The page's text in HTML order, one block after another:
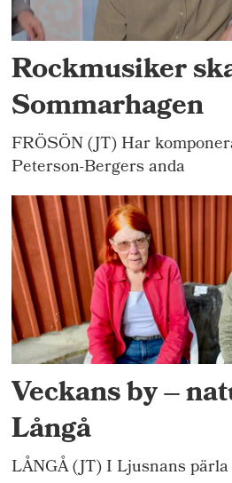
Rockmusiker
Sommarhagen
FRÖSÖN (JT) Har
Peterson-Bergers anda
Veckans by –
Långå
LÅNGÅ (JT) I Ljusnans